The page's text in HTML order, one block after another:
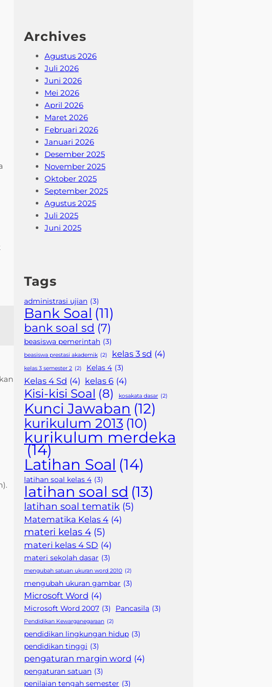
Archives
Agustus 2026
Juli 2026
Juni 2026
Mei 2026
April 2026
Maret 2026
Februari 2026
Januari 2026
Desember 2025
November 2025
Oktober 2025
September 2025
Agustus 2025
Juli 2025
Juni 2025
Tags
administrasi ujian (3)
Bank Soal (11)
bank soal sd (7)
beasiswa pemerintah (3)
beasiswa prestasi akademik (2) kelas 3 sd (4)
kelas 3 semester 2 (2) Kelas 4 (3)
Kelas 4 Sd (4) kelas 6 (4)
Kisi-kisi Soal (8) kosakata dasar (2)
Kunci Jawaban (12)
kurikulum 2013 (10)
kurikulum merdeka
(14)
Latihan Soal (14)
latihan soal kelas 4 (3)
latihan soal sd (13)
latihan soal tematik (5)
Matematika Kelas 4 (4)
materi kelas 4 (5)
materi kelas 4 SD (4)
materi sekolah dasar (3)
mengubah satuan ukuran word 2010 (2)
mengubah ukuran gambar (3)
Microsoft Word (4)
Microsoft Word 2007 (3) Pancasila (3)
Pendidikan Kewarganegaraan (2)
pendidikan lingkungan hidup (3)
pendidikan tinggi (3)
pengaturan margin word (4)
pengaturan satuan (3)
penilaian tengah semester (3)